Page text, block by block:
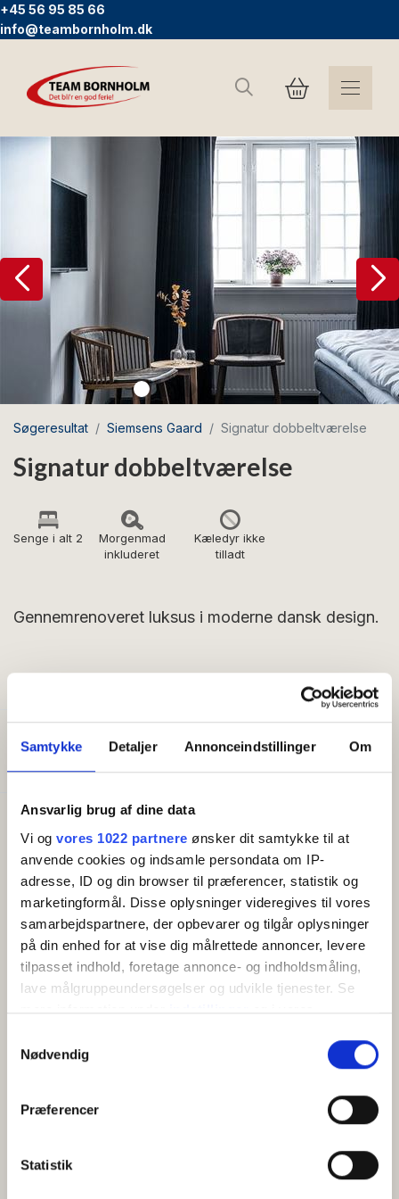
Samtykke Detaljer Annonceindstillinger Om
Ansvarlig brug af dine data
Vi og vores 1022 partnere ønsker dit samtykke til at
anvende cookies og indsamle persondata om IP-
adresse, ID og din browser til præferencer, statistik og
marketingformål. Disse oplysninger videregives til vores
samarbejdspartnere, der opbevarer og tilgår oplysninger
på din enhed for at vise dig målrettede annoncer, levere
tilpasset indhold, foretage annonce- og indholdsmåling,
lave målgruppeundersøgelser og udvikle tjenester. Se
mere information underindstillingerog i vores
tilbage eller ændre indstillinger fra vores
"Cookiedeklaration", eller ved at trykke på "Privacy
Indsamle præcise oplysninger om din placering,
Nødvendig
Præferencer
Statistik
+45 56 95 85 66
info@teambornholm.dk
Søg
Søgeresultat Siemsens Gaard Signatur dobbeltværelse
Signatur dobbeltværelse
Senge i alt 2
Morgenmad
inkluderet
Kæledyr ikke
tilladt
Gennemrenoveret luksus i moderne dansk design.
Generelt
Check ind (tidligst): 14:00
Check ud (senest): 10:00
Morgenmad inkluderet
OM
Siemsens Gaards fremtid. Værelset er totalrenoveret med
fokus på tidløst dansk design og moderne bekvemmeligheder.